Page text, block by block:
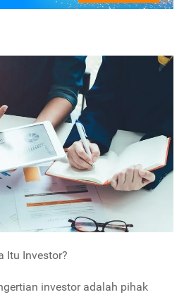
Itu Investor?
investor adalah pihak